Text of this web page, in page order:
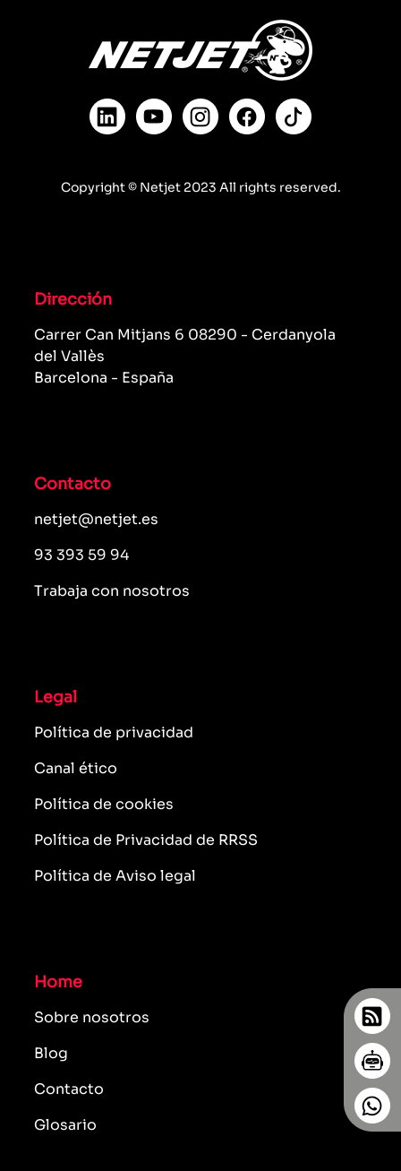
Copyright © Netjet 2023 All rights reserved.
Dirección
Carrer Can Mitjans 6 08290 - Cerdanyola
del Vallès
Barcelona - España
Contacto
netjet@netjet.es
93 393 59 94
Trabaja con nosotros
Legal
Política de privacidad
Canal ético
Política de cookies
Política de Privacidad de RRSS
Política de Aviso legal
Home
Sobre nosotros
Blog
Contacto
Glosario